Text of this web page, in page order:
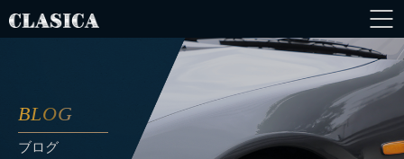
BLOG
ブログ